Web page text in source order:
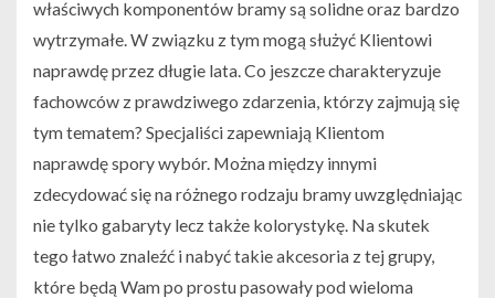
właściwych komponentów bramy są solidne oraz bardzo
wytrzymałe. W związku z tym mogą służyć Klientowi
naprawdę przez długie lata. Co jeszcze charakteryzuje
fachowców z prawdziwego zdarzenia, którzy zajmują się
tym tematem? Specjaliści zapewniają Klientom
naprawdę spory wybór. Można między innymi
zdecydować się na różnego rodzaju bramy uwzględniając
nie tylko gabaryty lecz także kolorystykę. Na skutek
tego łatwo znaleźć i nabyć takie akcesoria z tej grupy,
które będą Wam po prostu pasowały pod wieloma